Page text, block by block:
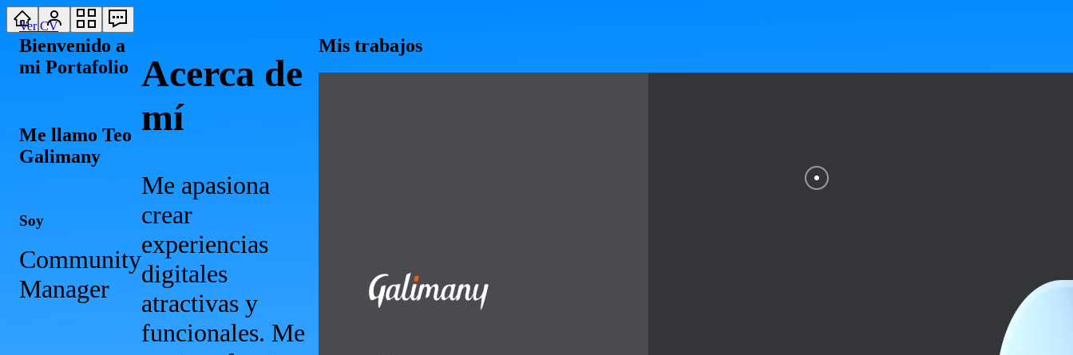
Ver CV
Bienvenido a
mi Portafolio
Me llamo Teo
Galimany
Soy
Community
M
Acerca de
mí
Me apasiona
crear
experiencias
digitales
atractivas y
funcionales. Me
Mis trabajos